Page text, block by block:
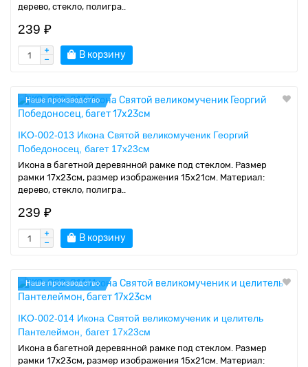
дерево, стекло, полигра..
239 ₽
В корзину
Наше производство
IKO-002-013 Икона Святой великомученик Георгий
Победоносец, багет 17х23см
Икона в багетной деревянной рамке под стеклом. Размер
рамки 17x23см, размер изображения 15x21см. Материал:
дерево, стекло, полигра..
239 ₽
В корзину
Наше производство
IKO-002-014 Икона Святой великомученик и целитель
Пантелеймон, багет 17х23см
Икона в багетной деревянной рамке под стеклом. Размер
рамки 17x23см, размер изображения 15x21см. Материал: